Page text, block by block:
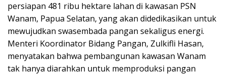
persiapan 481 ribu hektare lahan di kawasan PSN
Wanam, Papua Selatan, yang akan didedikasikan untuk
mewujudkan swasembada pangan sekaligus energi.
Menteri Koordinator Bidang Pangan, Zulkifli Hasan,
menyatakan bahwa pembangunan kawasan Wanam
tak hanya diarahkan untuk memproduksi pangan